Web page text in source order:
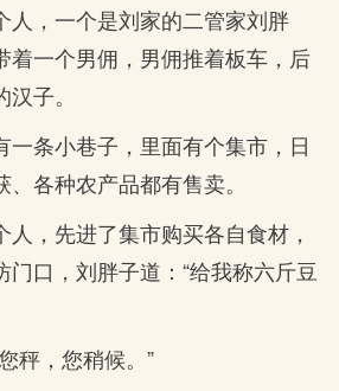
人，一个是刘家的二管家刘胖
着一个男佣，男佣推着板车，后
子。
一条小巷子，里面有个集市，日
各种农产品都有售卖。
人，先进了集市购买各自食材，
口，刘胖子道：“给我称六斤豆
秤，您稍候。”